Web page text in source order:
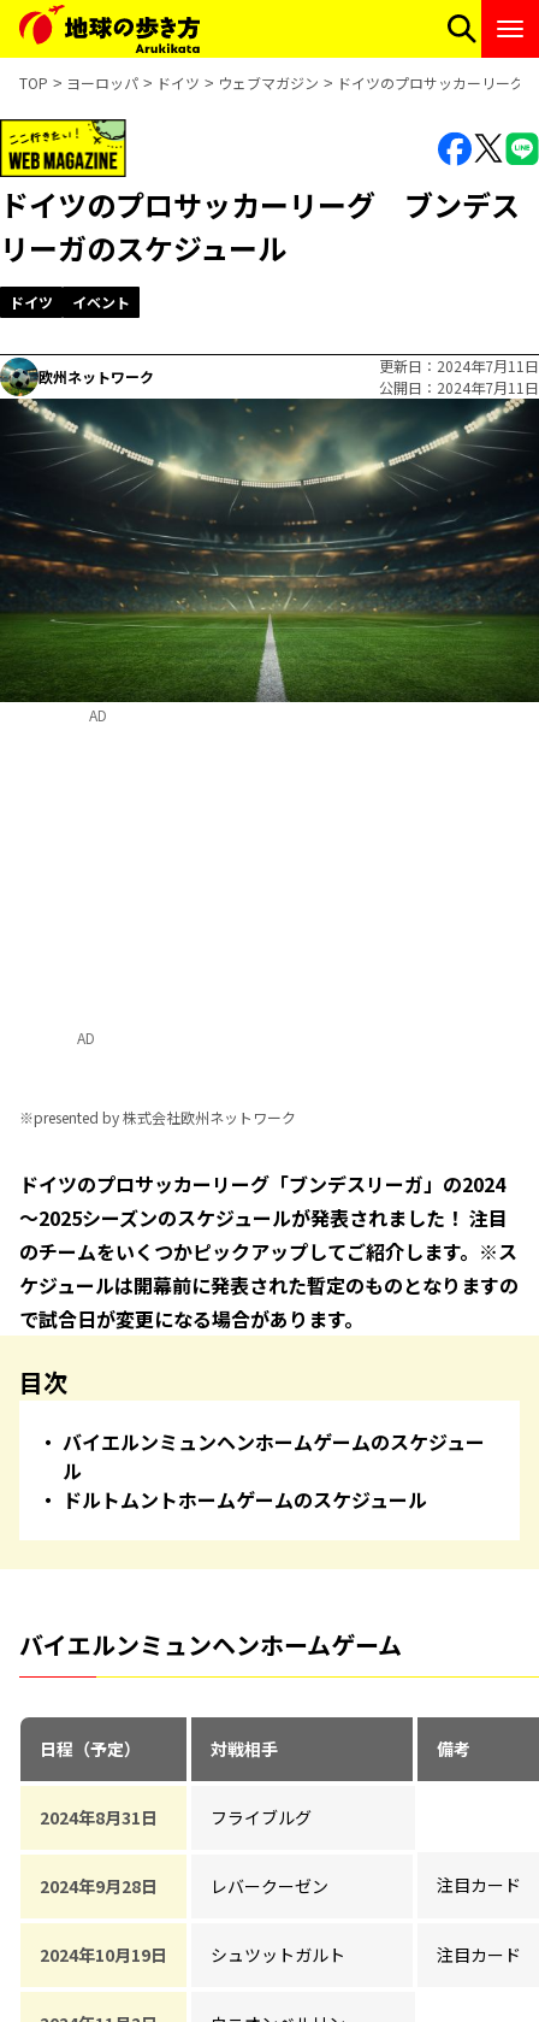
TOP ヨーロッパ ドイツ ウェブマガジン ドイツのプロサッカーリーグ
ドイツのプロサッカーリーグ ブンデス
リーガのスケジュール
ドイツ イベント
欧州ネットワーク
更新日
2024年7月11日
公開日
2024年7月11日
AD
※presented by 株式会社欧州ネットワーク
ドイツのプロサッカーリーグ「ブンデスリーガ」の2024
～2025シーズンのスケジュールが発表されました！ 注目
のチームをいくつかピックアップしてご紹介します。※ス
ケジュールは開幕前に発表された暫定のものとなりますの
で試合日が変更になる場合があります。
目次
バイエルンミュンヘンホームゲームのスケジュー
ル
ドルトムントホームゲームのスケジュール
バイエルンミュンヘンホームゲーム
日程（予定） 対戦相手 備考
2024年8月31日 フライブルグ
2024年9月28日 レバークーゼン 注目カード
2024年10月19日 シュツットガルト 注目カード
AD